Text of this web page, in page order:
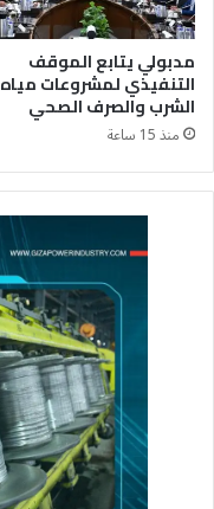
مدبولي يتابع الموقف
التنفيذي لمشروعات مياه
الشرب والصرف الصحي
منذ 15 ساعة